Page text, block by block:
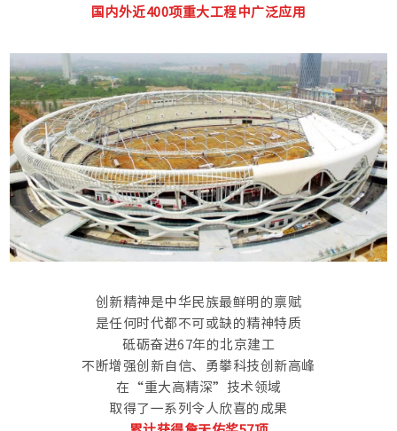
国内外近400项重大工程 中广泛应用
创新精神是中华民族最鲜明的禀赋
是任何时代都不可或缺的精神特质
砥砺奋进67年的北京建工
不断增强创新自信、勇攀科技创新高峰
在“重大高精深”技术领域
取得了一系列令人欣喜的成果